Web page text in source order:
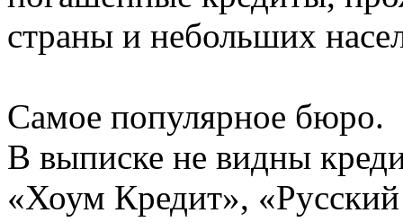
страны и небольших
Самое популярное бюро.
В выписке не видны
«Хоум Кредит»,